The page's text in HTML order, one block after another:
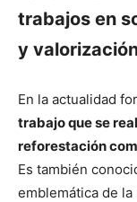
trabajos en
y
En la actualidad
trabajo que se
reforestación
Es también
emblemática de